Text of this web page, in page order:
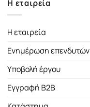
Η εταιρεία
Η εταιρεία
Ενημέρωση επενδυτών
Υποβολή έργου
Εγγραφή B2B